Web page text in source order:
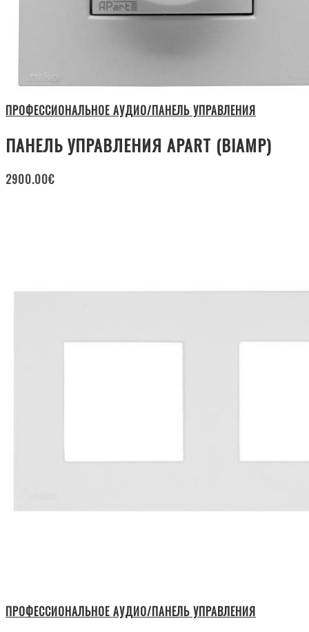
ПРОФЕССИОНАЛЬНОЕ АУДИО/ПАНЕЛЬ УПРАВЛЕНИЯ
ПАНЕЛЬ УПРАВЛЕНИЯ APART (BIAMP)
2900.00€
ПРОФЕССИОНАЛЬНОЕ АУДИО/ПАНЕЛЬ УПРАВЛЕНИЯ